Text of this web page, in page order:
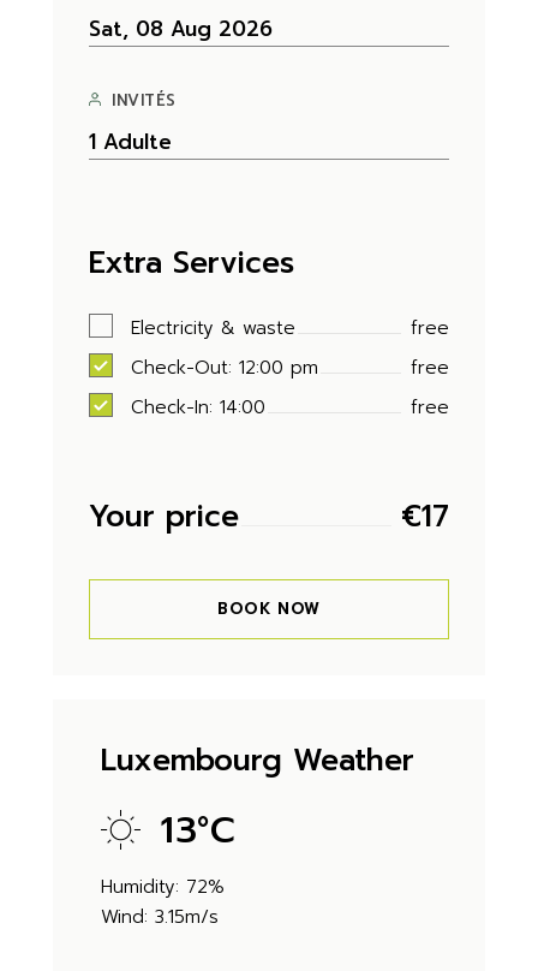
INVITÉS
Extra Services
Electricity & waste
free
Check-Out: 12:00 pm
free
Check-In: 14:00
free
Your price €17
BOOK NOW
Luxembourg Weather
13°C
Humidity: 72%
Wind: 3.15m/s